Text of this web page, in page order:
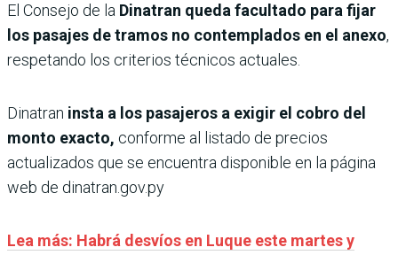
El Consejo de la Dinatran queda facultado para fijar
los pasajes de tramos no contemplados en el anexo,
respetando los criterios técnicos actuales.
Dinatran insta a los pasajeros a exigir el cobro del
monto exacto, conforme al listado de precios
actualizados que se encuentra disponible en la página
web de dinatran.gov.py
Lea más: Habrá desvíos en Luque este martes y